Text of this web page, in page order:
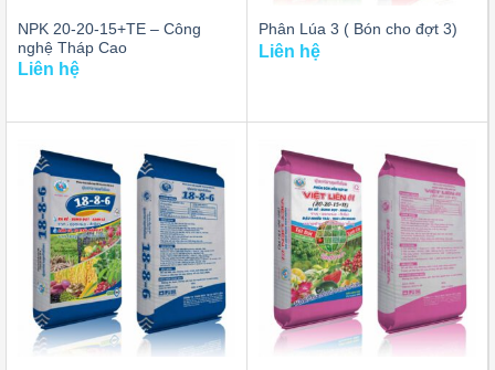
NPK 20-20-15+TE – Công
nghệ Tháp Cao
Liên hệ
Phân Lúa 3 ( Bón cho đợt 3)
Liên hệ